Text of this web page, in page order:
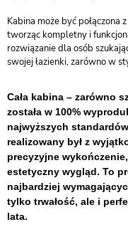
Kabina może być
tworząc kompletny i
rozwiązanie dla osób
swojej łazienki, zarówno w
Cała kabina – zarówno
została w 100%
najwyższych
realizowany był z
precyzyjne
estetyczny wygląd. To
najbardziej
tylko trwałość, ale i
lata.